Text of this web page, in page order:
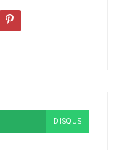
DISQUS